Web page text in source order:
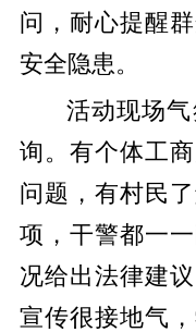
问，耐心提醒
安全隐患。
活动现场
询。有个体工
问题，有村民
项，干警都一
况给出法律建
宣传很接地气